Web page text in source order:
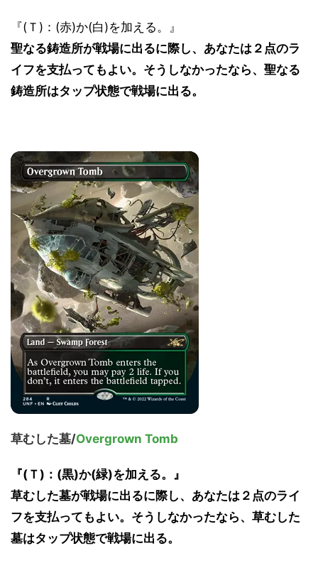
『(Ｔ)：(赤)か(白)を加える。』
聖なる鋳造所が戦場に出るに際し、あなたは２点のラ
イフを支払ってもよい。そうしなかったなら、聖なる
鋳造所はタップ状態で戦場に出る。
草むした墓/Overgrown Tomb
『(Ｔ)：(黒)か(緑)を加える。』
草むした墓が戦場に出るに際し、あなたは２点のライ
フを支払ってもよい。そうしなかったなら、草むした
墓はタップ状態で戦場に出る。